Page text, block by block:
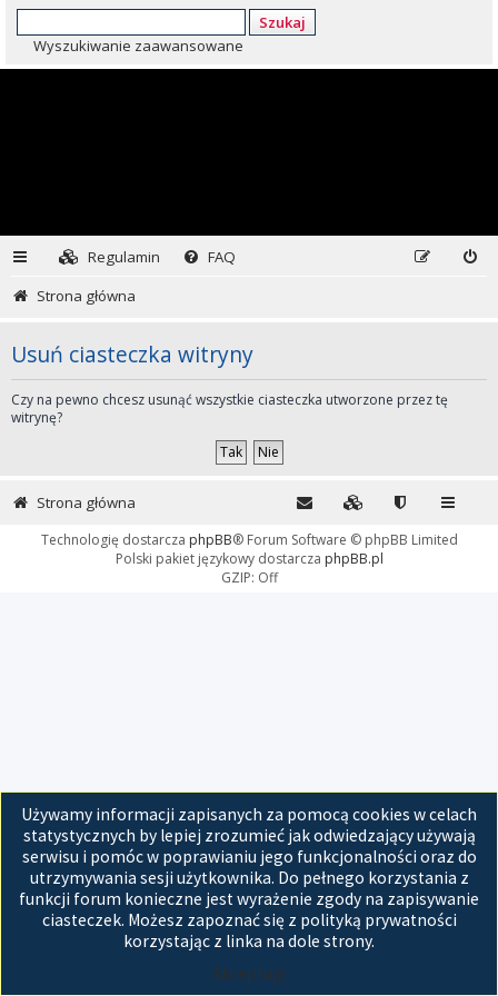
Szukaj
Wyszukiwanie zaawansowane
Regulamin
FAQ
Strona główna
Usuń ciasteczka witryny
Czy na pewno chcesz usunąć wszystkie ciasteczka utworzone przez tę
witrynę?
Używamy informacji zapisanych za pomocą cookies w celach
statystycznych by lepiej zrozumieć jak odwiedzający używają
serwisu i pomóc w poprawianiu jego funkcjonalności oraz do
utrzymywania sesji użytkownika. Do pełnego korzystania z
funkcji forum konieczne jest wyrażenie zgody na zapisywanie
ciasteczek. Możesz zapoznać się z polityką prywatności
korzystając z linka na dole strony.
Akceptuję
Strona główna
Technologię dostarcza phpBB® Forum Software © phpBB Limited
Polski pakiet językowy dostarcza phpBB.pl
GZIP: Off